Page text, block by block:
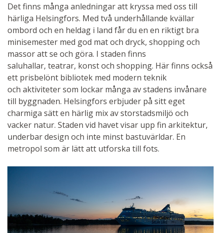
Det finns många anledningar att kryssa med oss till
härliga Helsingfors. Med två underhållande kvällar
ombord och en heldag i land får du en en riktigt bra
minisemester med god mat och dryck, shopping och
massor att se och göra. I staden finns
saluhallar, teatrar, konst och shopping. Här finns också
ett prisbelönt bibliotek med modern teknik
och aktiviteter som lockar många av stadens invånare
till byggnaden. Helsingfors erbjuder på sitt eget
charmiga sätt en härlig mix av storstadsmiljö och
vacker natur. Staden vid havet visar upp fin arkitektur,
underbar design och inte minst bastuvärldar. En
metropol som är lätt att utforska till fots.